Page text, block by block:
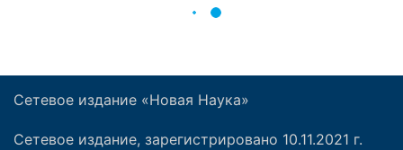
Сетевое издание «Новая Наука»
Сетевое издание, зарегистрировано 10.11.2021 г.